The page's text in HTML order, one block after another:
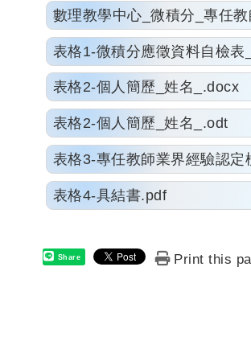
數理教學中心_微積分_專任
表格1-微積分應徵資料自檢
表格2-個人簡歷_姓名_.docx
表格2-個人簡歷_姓名_.odt
表格3-專任教師業界經驗認定
表格4-具結書.pdf
Share Print this